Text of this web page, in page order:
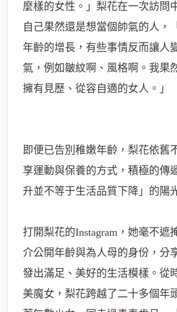
麼樣的女性。」梨花在一次訪問
自己果然還是想當個帥氣的人，
年齡的增長，有些事情反而讓人
氣，例如皺紋啊、風格啊。我果
擁有見歷、從容自適的女人。」
即便已告別稚嫩年齡，梨花依舊
享運動與保養的方式，積極的傳
升並不等于生活品質下降」的陽
打開梨花的Instagram，她毫不遮
介公開年齡與為人母的身份，分
發出滿足、美好的生活模樣。從
美魔女，梨花跨越了二十多個年